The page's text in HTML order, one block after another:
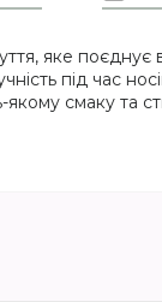
яке поєднує
під час
смаку та